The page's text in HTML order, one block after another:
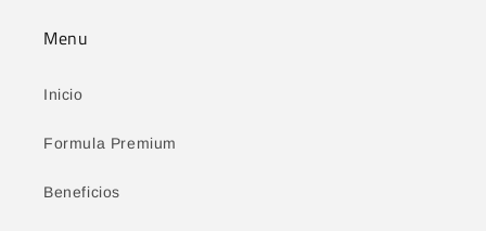
Menu
Inicio
Formula Premium
Beneficios